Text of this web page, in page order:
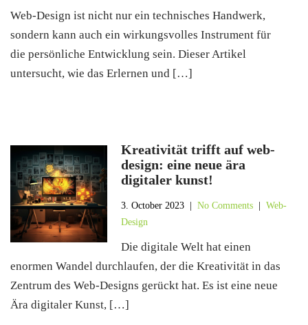
Web-Design ist nicht nur ein technisches Handwerk,
sondern kann auch ein wirkungsvolles Instrument für
die persönliche Entwicklung sein. Dieser Artikel
untersucht, wie das Erlernen und […]
Kreativität trifft auf web-
design: eine neue ära
digitaler kunst!
3. October 2023 |No Comments |Web-
Design
Die digitale Welt hat einen
enormen Wandel durchlaufen, der die Kreativität in das
Zentrum des Web-Designs gerückt hat. Es ist eine neue
Ära digitaler Kunst, […]